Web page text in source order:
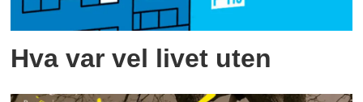
Hva var vel livet uten